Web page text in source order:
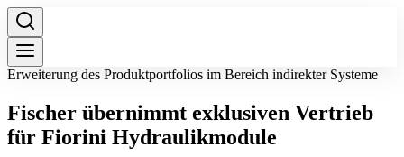
Erweiterung des Produktportfolios im Bereich indirekter Systeme
Fischer übernimmt exklusiven Vertrieb
für Fiorini Hydraulikmodule